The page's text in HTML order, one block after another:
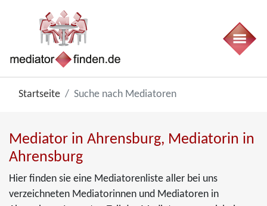
Startseite Suche nach Mediatoren
Mediator in Ahrensburg, Mediatorin in
Ahrensburg
Hier finden sie eine Mediatorenliste aller bei uns
verzeichneten Mediatorinnen und Mediatoren in